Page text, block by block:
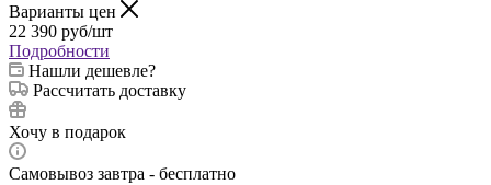
Варианты цен
22 390 руб/шт
Подробности
Нашли дешевле?
Рассчитать доставку
Хочу в подарок
Самовывоз завтра - бесплатно